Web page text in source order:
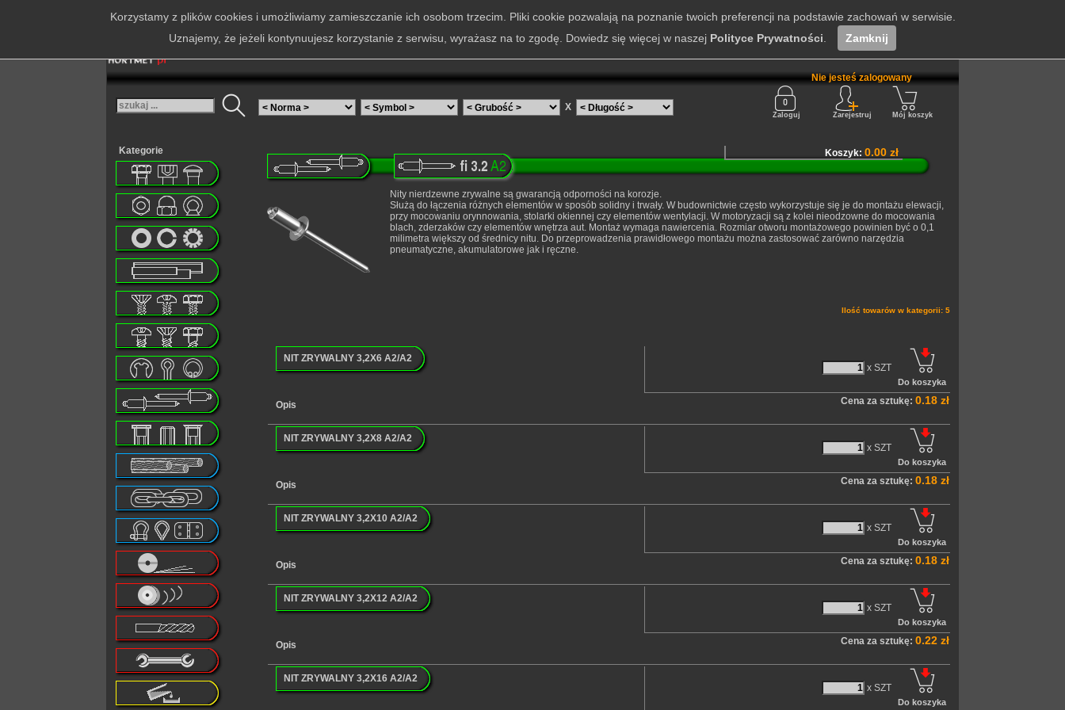
X
Nie jesteś zalogowany
Zaloguj Zarejestruj Mój koszyk
Kategorie
Nity nierdzewne zrywalne są gwarancją odporności na korozje.
Służą do łączenia różnych elementów w sposób solidny i trwały. W budownictwie często wykorzystuje się je do montażu elewacji,
przy mocowaniu orynnowania, stolarki okiennej czy elementów wentylacji. W motoryzacji są z kolei nieodzowne do mocowania
blach, zderzaków czy elementów wnętrza aut. Montaż wymaga nawiercenia. Rozmiar otworu montażowego powinien być o 0,1
milimetra większy od średnicy nitu. Do przeprowadzenia prawidłowego montażu można zastosować zarówno narzędzia
pneumatyczne, akumulatorowe jak i ręczne.
Ilość towarów w kategorii: 5
NIT ZRYWALNY 3,2X6 A2/A2
Opis
x SZT
Cena za sztukę: 0.18 zł
NIT ZRYWALNY 3,2X8 A2/A2
Opis
x SZT
Cena za sztukę: 0.18 zł
NIT ZRYWALNY 3,2X10 A2/A2
Opis
x SZT
Cena za sztukę: 0.18 zł
NIT ZRYWALNY 3,2X12 A2/A2
Opis
x SZT
Cena za sztukę: 0.22 zł
NIT ZRYWALNY 3,2X16 A2/A2
x SZT
Koszyk: 0.00 zł
Korzystamy z plików cookies i umożliwiamy zamieszczanie ich osobom trzecim. Pliki cookie pozwalają na poznanie twoich preferencji na podstawie zachowań w serwisie.
Uznajemy, że jeżeli kontynuujesz korzystanie z serwisu, wyrażasz na to zgodę. Dowiedz się więcej w naszej Polityce Prywatności Zamknij